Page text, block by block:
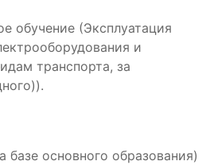
обучение (Эксплуатация
и
транспорта, за
базе основного образования)